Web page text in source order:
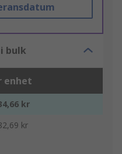
bulk
enhet
kr
kr